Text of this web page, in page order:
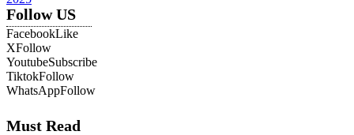
Follow US
FacebookLike
XFollow
YoutubeSubscribe
TiktokFollow
WhatsAppFollow
Must Read